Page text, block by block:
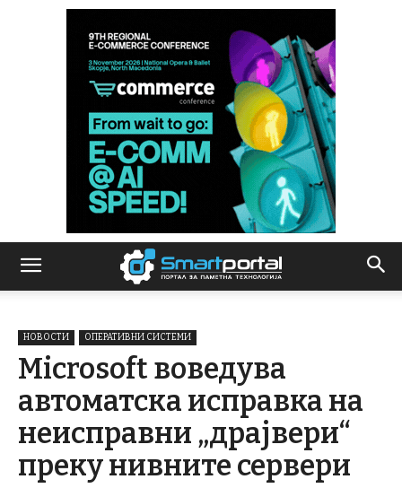
НОВОСТИ ОПЕРАТИВНИ СИСТЕМИ
Microsoft воведува
автоматскa исправка на
неисправни „драјвери“
преку нивните сервери